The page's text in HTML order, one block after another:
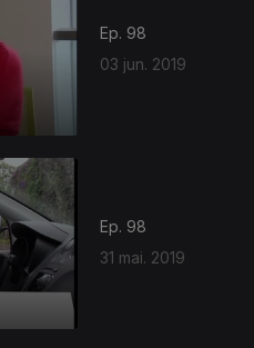
Ep. 98
03 jun. 2019
Ep. 98
31 mai. 2019